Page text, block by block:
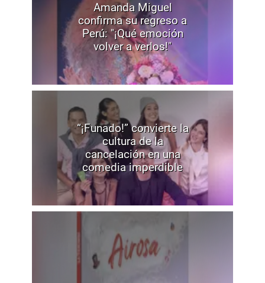
Amanda Miguel
confirma su regreso a
Perú: "¡Qué emoción
volver a verlos!"
“¡Funado!” convierte la
cultura de la
cancelación en una
comedia imperdible